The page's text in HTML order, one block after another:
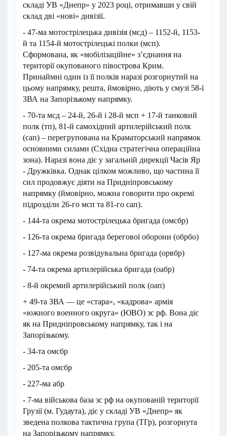
складі УВ «Днепр» у 2023 році, отримавши у свій
склад дві «нові» дивізії.
- 47-ма мотострілецька дивізія (мсд) – 1152-й, 1153-
й та 1154-й мотострілецькі полки (мсп).
Сформована, як «мобілізаційне» з’єднання на
території окупованого півострова Крим.
Принаймні один із її полків наразі розгорнутий на
цьому напрямку, решта, ймовірно, діють у смузі 58-ї
ЗВА на Запорізькому напрямку.
- 70-та мсд – 24-й, 26-й і 28-й мсп + 17-й танковий
полк (тп), 81-й самохідний артилерійський полк
(сап) – перегрупована на Краматорський напрямок
основними силами (Східна стратегічна операційна
зона). Наразі вона діє у загальній дирекції Часів Яр
- Дружківка. Однак цілком можливо, що частина її
сил продовжує діяти на Придніпровському
напрямку (ймовірно, можна говорити про окремі
підрозділи 26-го мсп та 81-го сап).
- 144-та окрема мотострілецька бригада (омсбр)
- 126-та окрема бригада берегової оборони (обрбо)
- 127-ма окрема розвідувальна бригада (орвбр)
- 74-та окрема артилерійська бригада (оабр)
- 8-й окремий артилерійський полк (оап)
+ 49-та ЗВА — це «стара», «кадрова» армія
«южного военного округа» (ЮВО) зс рф. Вона діє
як на Придніпровському напрямку, так і на
Запорізькому.
- 34-та омсбр
- 205-та омсбр
- 227-ма абр
- 7-ма військова база зс рф на окупованій території
Грузії (м. Гудаута), діє у складі УВ «Днепр» як
зведена полкова тактична група (ТГр), розгорнута
на Запорізькому напрямку.